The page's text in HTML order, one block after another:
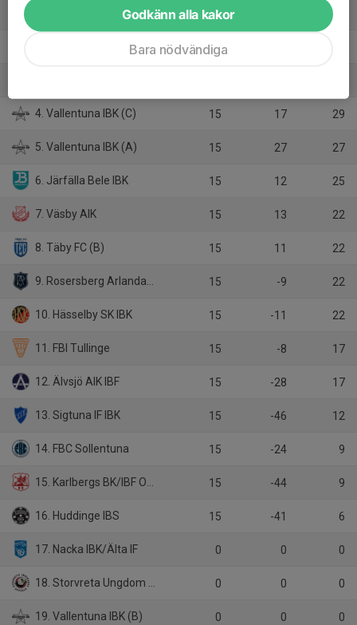
1. Tyresö Trollbäcken IBK 15 38
15
4. Vallentuna IBK (C) 15 17 29
5. Vallentuna IBK (A) 15 27 27
6. Järfälla Bele IBK 15 12 25
7. Väsby AIK 15 13 22
8. Täby FC (B) 15 11 22
9. Rosersberg Arlanda IBK 15 -9 22
10. Hässelby SK IBK 15 -11 22
11. FBI Tullinge 15 -8 17
12. Älvsjö AIK IBF 15 -28 17
13. Sigtuna IF IBK 15 -46 12
14. FBC Sollentuna 15 -24 9
15. Karlbergs BK/IBF Offensiv Lidingö 15 -44 9
16. Huddinge IBS 15 -41 6
17. Nacka IBK/Älta IF 0 0 0
18. Storvreta Ungdom IBK 0 0 0
19. Vallentuna IBK (B) 0 0 0
Godkänn alla kakor
Bara nödvändiga